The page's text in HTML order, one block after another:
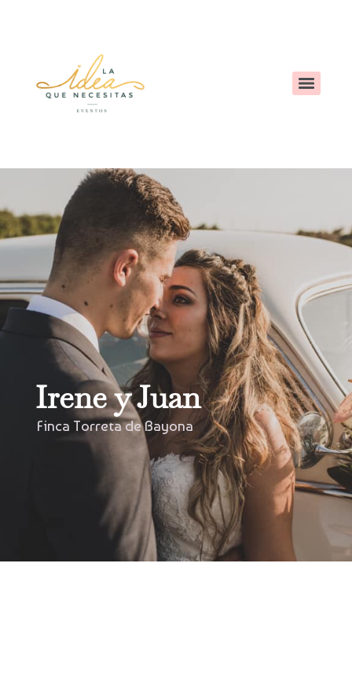
Irene y Juan
Finca Torreta de Bayona